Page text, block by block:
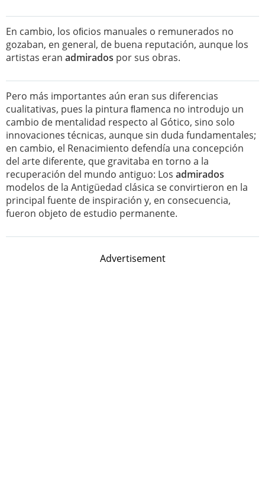
En cambio, los oﬁcios manuales o remunerados no
gozaban, en general, de buena reputación, aunque los
artistas eran admirados por sus obras.
Pero más importantes aún eran sus diferencias
cualitativas, pues la pintura ﬂamenca no introdujo un
cambio de mentalidad respecto al Gótico, sino solo
innovaciones técnicas, aunque sin duda fundamentales;
en cambio, el Renacimiento defendía una concepción
del arte diferente, que gravitaba en torno a la
recuperación del mundo antiguo: Los admirados
modelos de la Antigüedad clásica se convirtieron en la
principal fuente de inspiración y, en consecuencia,
fueron objeto de estudio permanente.
Advertisement